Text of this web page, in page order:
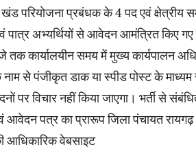
परियोजना प्रबंधक के 4 पद एवं क्षेत्रीय
पात्र अभ्यर्थियों से आवेदन आमंत्रित किए
कार्यालयीन समय में मुख्य कार्यपालन
से पंजीकृत डाक या स्पीड पोस्ट के
पर विचार नहीं किया जाएगा। भर्ती से
आवेदन पत्र का प्रारूप जिला पंचायत
आधिकारिक वेबसाइट
https://